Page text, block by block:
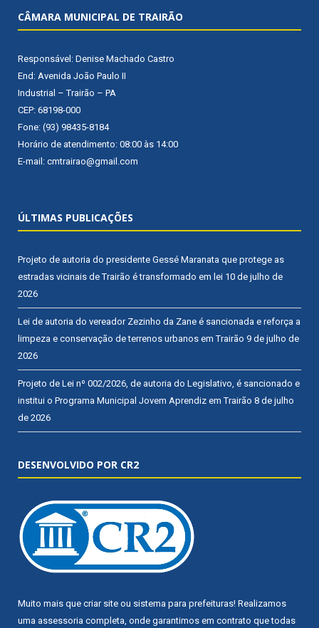
CÂMARA MUNICIPAL DE TRAIRÃO
Responsável: Denise Machado Castro
End: Avenida João Paulo II
Industrial – Trairão – PA
CEP: 68198-000
Fone: (93) 98435-8184
Horário de atendimento: 08:00 às 14:00
E-mail: cmtrairao@gmail.com
ÚLTIMAS PUBLICAÇÕES
Projeto de autoria do presidente Gessé Maranata que protege as
estradas vicinais de Trairão é transformado em lei 10 de julho de
2026
Lei de autoria do vereador Zezinho da Zane é sancionada e reforça a
limpeza e conservação de terrenos urbanos em Trairão 9 de julho de
2026
Projeto de Lei nº 002/2026, de autoria do Legislativo, é sancionado e
institui o Programa Municipal Jovem Aprendiz em Trairão 8 de julho
de 2026
DESENVOLVIDO POR CR2
Muito mais que criar site ou sistema para prefeituras! Realizamos
uma assessoria completa, onde garantimos em contrato que todas